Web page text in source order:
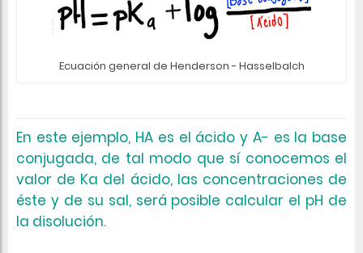
Ecuación general de Henderson - Hasselbalch
En este ejemplo, HA es el ácido y A- es la base
conjugada, de tal modo que sí conocemos el
valor de Ka del ácido, las concentraciones de
éste y de su sal, será posible calcular el pH de
la disolución.